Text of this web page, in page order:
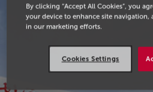
By clicking “Accept All Cookies”, you
your device to enhance site navigation,
in our marketing efforts.
Cookies Settings